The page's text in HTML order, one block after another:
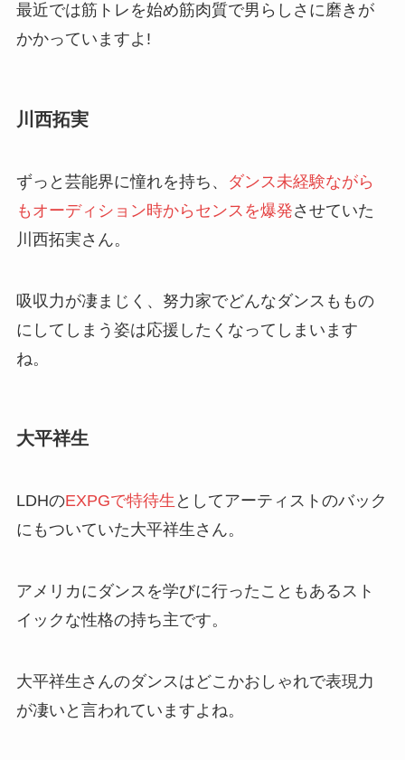
最近では筋トレを始め筋肉質で男らしさに磨きが
かかっていますよ!
川西拓実
ずっと芸能界に憧れを持ち、
ダンス未経験ながら
もオーディション時からセンスを爆発させていた
川西拓実さん。
吸収力が凄まじく、努力家でどんなダンスももの
にしてしまう姿は応援したくなってしまいます
ね。
大平祥生
LDHのEXPGで特待生 としてアーティストのバック
にもついていた大平祥生さん。
アメリカにダンスを学びに行ったこともあるスト
イックな性格の持ち主です。
大平祥生さんのダンスはどこかおしゃれで表現力
が凄いと言われていますよね。